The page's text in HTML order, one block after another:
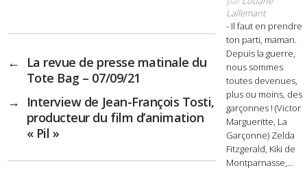
←
La revue de presse matinale du
Tote Bag – 07/09/21
→
Interview de Jean-François Tosti,
producteur du film d’animation
« Pil »
Lallemant
- Il faut en prendre
ton parti, maman.
Depuis la guerre,
nous sommes
toutes devenues,
plus ou moins, des
garçonnes ! (Victor
Margueritte, La
Garçonne) Zelda
Fitzgerald, Kiki de
Montparnasse,...